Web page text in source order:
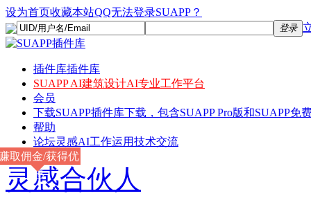
设为首页收藏本站QQ无法登录SUAPP？
登录
插件库插件库
SUAPP AI建筑设计AI专业工作平台
会员
下载SUAPP插件库下载，包含SUAPP Pro版和SUAPP免
帮助
论坛灵感AI工作运用技术交流
灵感合伙人
取佣金/获得优
惠